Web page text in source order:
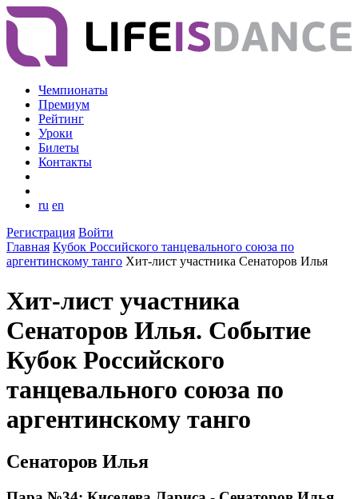
Чемпионаты
Премиум
Рейтинг
Уроки
Билеты
Контакты
ru en
Регистрация Войти
Главная Кубок Российского танцевального союза по
аргентинскому танго Хит-лист участника Сенаторов Илья
Хит-лист участника
Сенаторов Илья. Событие
Кубок Российского
танцевального союза по
аргентинскому танго
Сенаторов Илья